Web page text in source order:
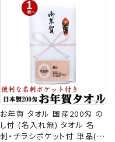
お年賀 タオル 国産200匁 の
し付 (名入れ無) タオル 名
刺・チラシポケット付 単品(1